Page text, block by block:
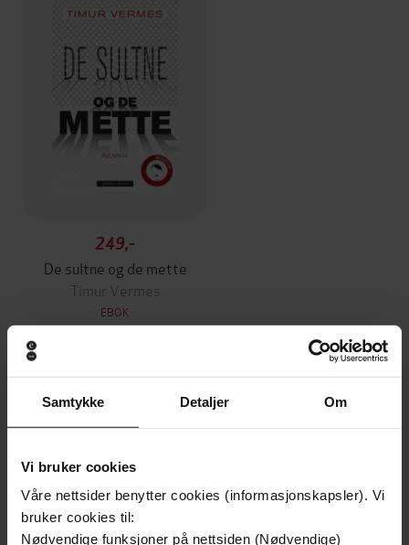
Samtykke Detaljer Om
Vi bruker cookies
Våre nettsider benytter cookies (informasjonskapsler). Vi
bruker cookies til:
Nødvendige funksjoner på nettsiden (Nødvendige)
249,-
De sultne og de mette
Timur Vermes
EBOK
Andre har også kjøpt